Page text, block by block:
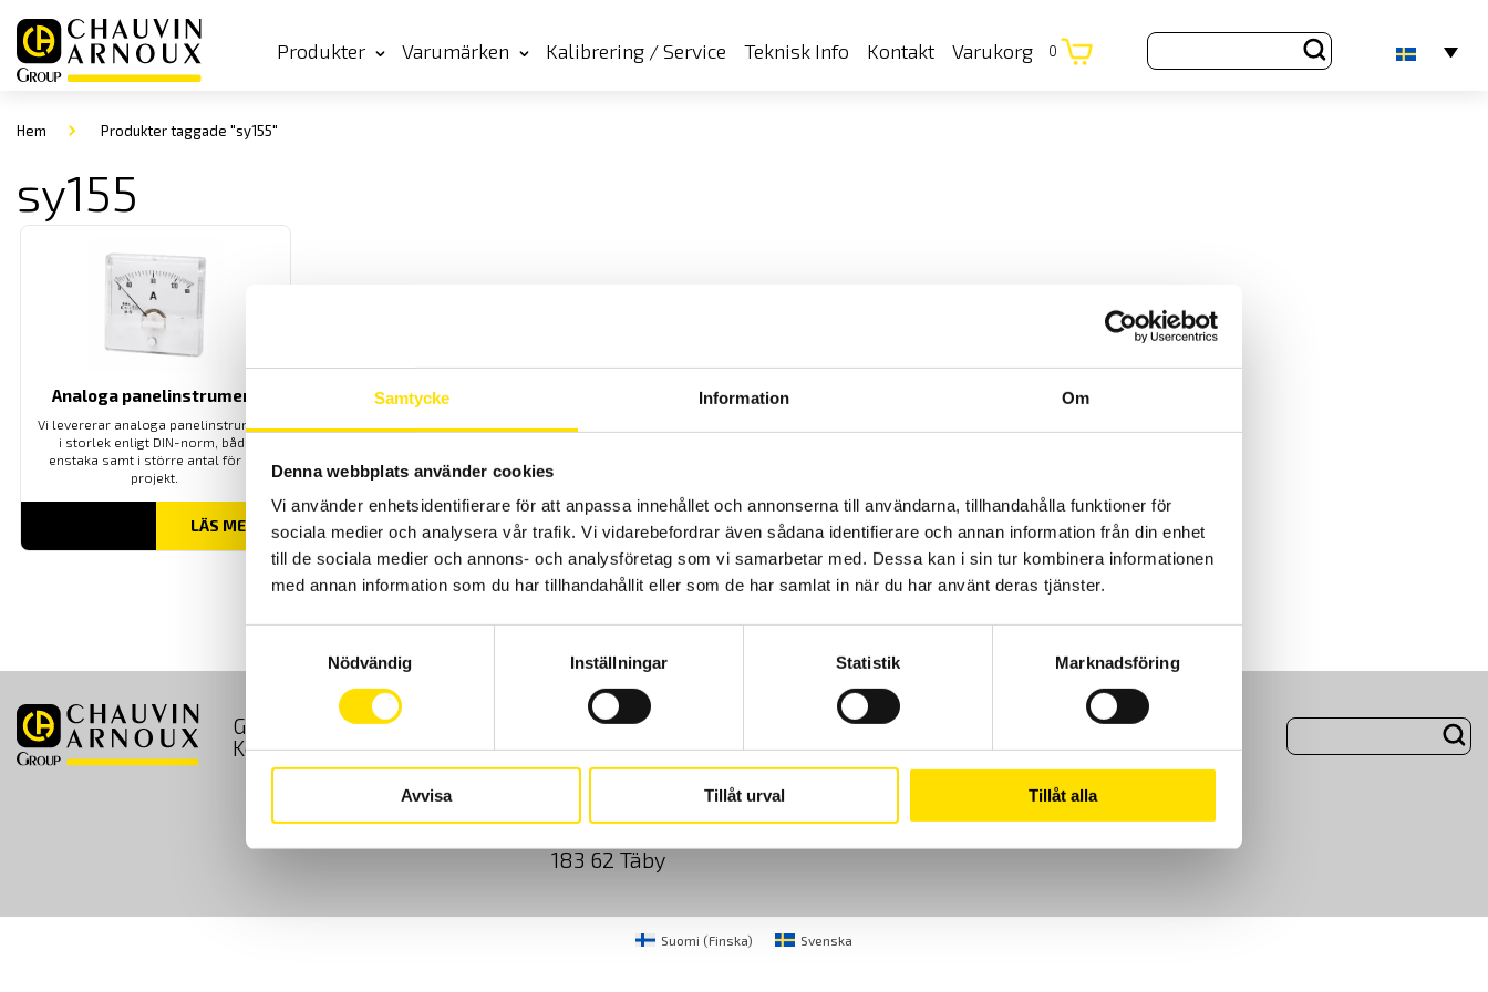
Samtycke Information Om
Denna webbplats använder cookies
Vi använder enhetsidentifierare för att anpassa innehållet och annonserna till användarna, tillhandahålla funktioner för
sociala medier och analysera vår trafik. Vi vidarebefordrar även sådana identifierare och annan information från din enhet
till de sociala medier och annons- och analysföretag som vi samarbetar med. Dessa kan i sin tur kombinera informationen
med annan information som du har tillhandahållit eller som de har samlat in när du har använt deras tjänster.
Nödvändig
Inställningar Statistik Marknadsföring
Avvisa Tillåt urval Tillåt alla
Produkter Varumärken Kalibrering / Service Teknisk Info Kontakt Varukorg 0
Hem Produkter taggade "sy155"
sy155
Analoga panelinstrument
Vi levererar analoga panelinstrument
i storlek enligt DIN-norm, både
enstaka samt i större antal för ert
projekt.
LÄS MER
GDPR Köpvillkor Cookies Kundundersökning
Om Oss
Kontakt
Sjöflygvägen 35
183 62 Täby
08-50 52 68 00
info@camatsystem.com
Suomi (Finska) Svenska